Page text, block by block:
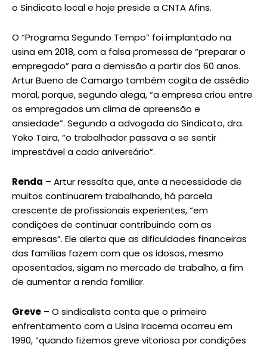
o Sindicato local e hoje preside a CNTA Afins.
O “Programa Segundo Tempo” foi implantado na
usina em 2018, com a falsa promessa de “preparar o
empregado” para a demissão a partir dos 60 anos.
Artur Bueno de Camargo também cogita de assédio
moral, porque, segundo alega, “a empresa criou entre
os empregados um clima de apreensão e
ansiedade”. Segundo a advogada do Sindicato, dra.
Yoko Taira, “o trabalhador passava a se sentir
imprestável a cada aniversário”.
Renda – Artur ressalta que, ante a necessidade de
muitos continuarem trabalhando, há parcela
crescente de profissionais experientes, “em
condições de continuar contribuindo com as
empresas”. Ele alerta que as dificuldades financeiras
das famílias fazem com que os idosos, mesmo
aposentados, sigam no mercado de trabalho, a fim
de aumentar a renda familiar.
Greve – O sindicalista conta que o primeiro
enfrentamento com a Usina Iracema ocorreu em
1990, “quando fizemos greve vitoriosa por condições